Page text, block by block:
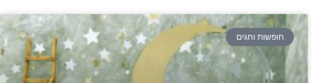
חופשות וחגים